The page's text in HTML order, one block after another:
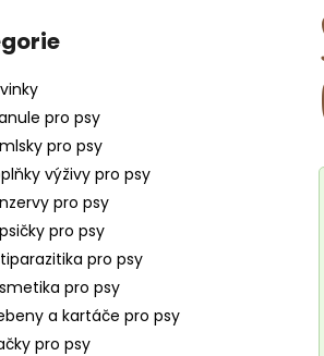
pro psy
pro psy
výživy pro psy
pro psy
pro psy
pro psy
pro psy
a kartáče pro psy
pro psy